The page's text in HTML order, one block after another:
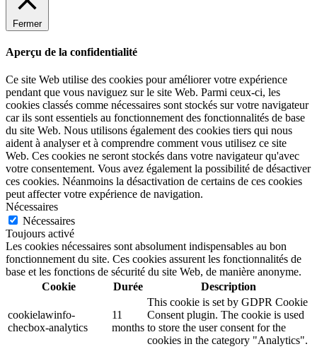
Fermer
Aperçu de la confidentialité
Ce site Web utilise des cookies pour améliorer votre expérience
pendant que vous naviguez sur le site Web. Parmi ceux-ci, les
cookies classés comme nécessaires sont stockés sur votre navigateur
car ils sont essentiels au fonctionnement des fonctionnalités de base
du site Web. Nous utilisons également des cookies tiers qui nous
aident à analyser et à comprendre comment vous utilisez ce site
Web. Ces cookies ne seront stockés dans votre navigateur qu'avec
votre consentement. Vous avez également la possibilité de désactiver
ces cookies. Néanmoins la désactivation de certains de ces cookies
peut affecter votre expérience de navigation.
Nécessaires
Nécessaires
Toujours activé
Les cookies nécessaires sont absolument indispensables au bon
fonctionnement du site. Ces cookies assurent les fonctionnalités de
base et les fonctions de sécurité du site Web, de manière anonyme.
Cookie
Durée Description
cookielawinfo-
checbox-analytics
11
months
This cookie is set by GDPR Cookie
Consent plugin. The cookie is used
to store the user consent for the
cookies in the category "Analytics".